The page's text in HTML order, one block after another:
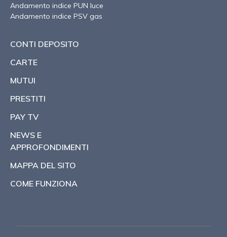
Andamento indice PUN luce
Andamento indice PSV gas
CONTI DEPOSITO
CARTE
MUTUI
PRESTITI
PAY TV
NEWS E
APPROFONDIMENTI
MAPPA DEL SITO
COME FUNZIONA